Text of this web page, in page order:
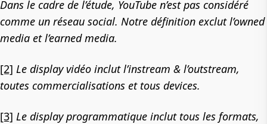
Dans le cadre de l’étude, YouTube n’est pas considéré
comme un réseau social. Notre définition exclut l’owned
media et l’earned media.
[2] Le display vidéo inclut l’instream & l’outstream,
toutes commercialisations et tous devices.
[3] Le display programmatique inclut tous les formats,